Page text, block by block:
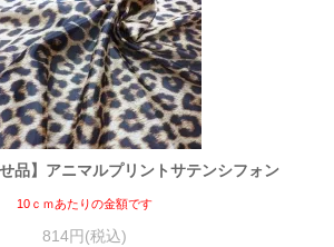
せ品】アニマルプリントサテンシフォン
10ｃｍあたりの金額です
814円(税込)